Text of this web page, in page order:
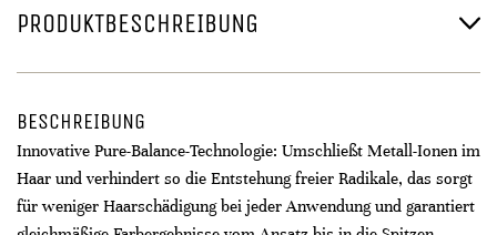
PRODUKTBESCHREIBUNG
BESCHREIBUNG
Innovative Pure-Balance-Technologie: Umschließt Metall-Ionen im
Haar und verhindert so die Entstehung freier Radikale, das sorgt
für weniger Haarschädigung bei jeder Anwendung und garantiert